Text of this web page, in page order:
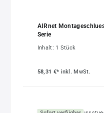
AIRnet
Serie
Inhalt: 1 Stück
58,31 €* inkl. MwSt.